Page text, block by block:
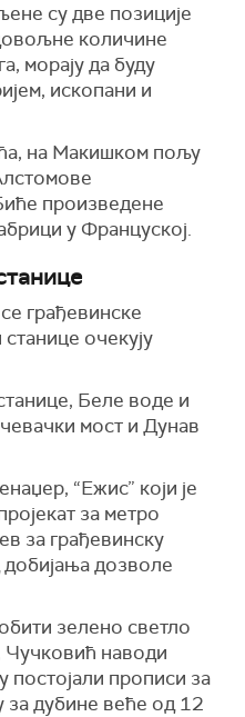
су две позиције
количине
морају да буду
ископани и
на Макишком пољу
произведене
у Француској.
грађевинске
очекују
Беле воде и
мост и Дунав
“Ежис” који је
за метро
за грађевинску
дозволе
зелено светло
Чучковић наводи
постојали прописи за
за дубине веће од 12